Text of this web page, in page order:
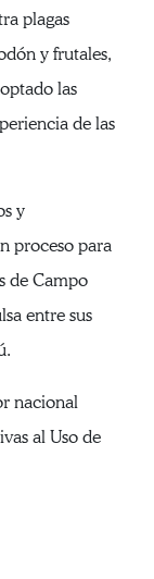
plagas
y frutales,
las
de las
y
proceso para
de Campo
entre sus
nacional
al Uso de